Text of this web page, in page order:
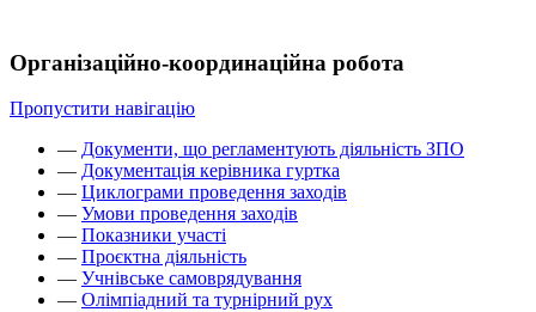
Організаційно-координаційна робота
Пропустити навігацію
— Документи, що регламентують діяльність ЗПО
— Документація керівника гуртка
— Циклограми проведення заходів
— Умови проведення заходів
— Показники участі
— Проєктна діяльність
— Учнівське самоврядування
— Олімпіадний та турнірний рух